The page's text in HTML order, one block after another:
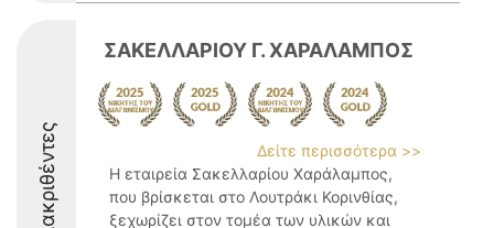
Διακριθέντες
ΣΑΚΕΛΛΑΡΙΟΥ Γ. ΧΑΡΑΛΑΜΠΟΣ
Δείτε περισσότερα >>
Η εταιρεία Σακελλαρίου Χαράλαμπος,
που βρίσκεται στο Λουτράκι Κορινθίας,
ξεχωρίζει στον τομέα των υλικών και